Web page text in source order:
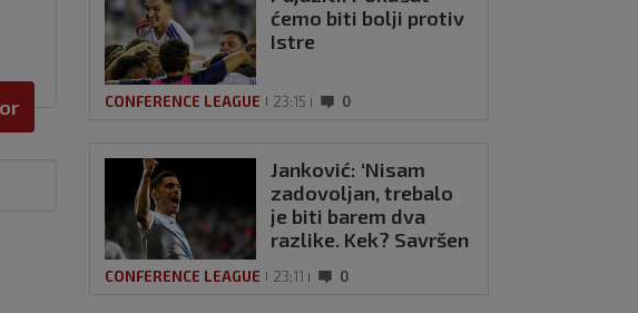
ćemo biti bolji protiv
Istre
CONFERENCE LEAGUE 23:15 0
Janković: ‘Nisam
zadovoljan, trebalo
je biti barem dva
razlike. Kek? Savršen
CONFERENCE LEAGUE 23:11 0